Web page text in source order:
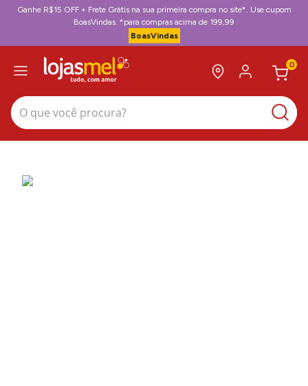
Ganhe R$15 OFF + Frete Grátis na sua primeira compra no site*. Use cupom
BoasVindas. *para compras acima de 199,99
BoasVindas
0
O que você procura?